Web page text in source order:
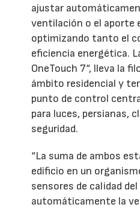
ajustar
ventilación o el aporte
optimizando tanto el
eficiencia energética.
OneTouch 7“, lleva la
ámbito residencial y
punto de control
para luces, persianas,
seguridad.
“La suma de ambos
edificio en un
sensores de calidad
automáticamente la